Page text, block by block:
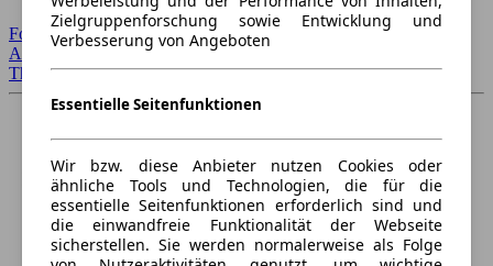
Forum Startseite
Alle Auto-Foren
Themen-Forum
Zielgruppenforschung sowie Entwicklung und
Verbesserung von Angeboten
Essentielle Seitenfunktionen
Wir bzw. diese Anbieter nutzen Cookies oder
ähnliche Tools und Technologien, die für die
essentielle Seitenfunktionen erforderlich sind und
die einwandfreie Funktionalität der Webseite
sicherstellen. Sie werden normalerweise als Folge